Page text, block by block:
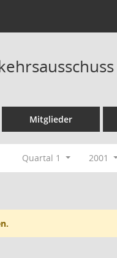
Mitglieder
Quartal 1 2001